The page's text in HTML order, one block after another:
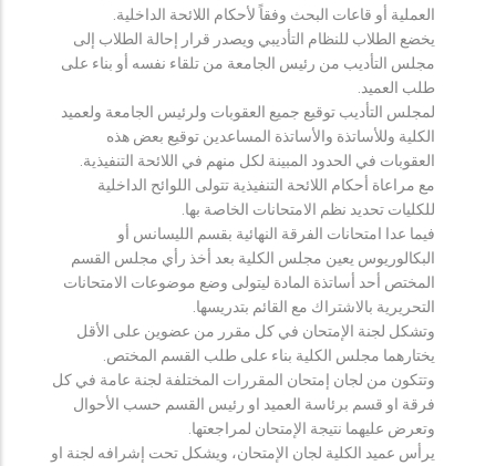
العملية أو قاعات البحث وفقاً لأحكام اللائحة الداخلية.
يخضع الطلاب للنظام التأديبي ويصدر قرار إحالة الطلاب إلى
مجلس التأديب من رئيس الجامعة من تلقاء نفسه أو بناء على
طلب العميد.
لمجلس التأديب توقيع جميع العقوبات ولرئيس الجامعة ولعميد
الكلية وللأساتذة والأساتذة المساعدين توقيع بعض هذه
العقوبات في الحدود المبينة لكل منهم في اللائحة التنفيذية.
مع مراعاة أحكام اللائحة التنفيذية تتولى اللوائح الداخلية
للكليات تحديد نظم الامتحانات الخاصة بها.
فيما عدا امتحانات الفرقة النهائية بقسم الليسانس أو
البكالوريوس يعين مجلس الكلية بعد أخذ رأي مجلس القسم
المختص أحد أساتذة المادة ليتولى وضع موضوعات الامتحانات
التحريرية بالاشتراك مع القائم بتدريسها.
وتشكل لجنة الإمتحان في كل مقرر من عضوين على الأقل
يختارهما مجلس الكلية بناء على طلب القسم المختص.
وتتكون من لجان إمتحان المقررات المختلفة لجنة عامة في كل
فرقة او قسم برئاسة العميد او رئيس القسم حسب الأحوال
وتعرض عليهما نتيجة الإمتحان لمراجعتها.
يرأس عميد الكلية لجان الإمتحان، ويشكل تحت إشرافه لجنة او